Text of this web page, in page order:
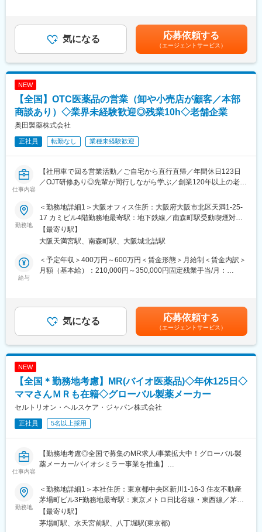
0.5～1.5年程度大学HP以外の基幹病院を担当した後、大学HPを担
当していただくことを目指します。
■同社について
同社は、エーザイグループが60年以上に亘り取り組んでいる消化
器事業が統合し、2016年4月に設立された消化器のスペシャリテ
ィ・ファーマです。
変更の範囲：会社の定める業務
・医療施設への直接営業及び特約店との連携（拡販策の立案と実
行、引き合い管理）による販売促進活動
・実機によるデモンストレーション、学会展示等による受注拡大
活動
・顧客等からの製品等情報収集や顧客への製品等情報伝達
＜担当顧客＞
大規模病院、地域中核病院、クリニック など
主なカウンターパート：医師、臨床検査技師、看護師
※病院内の検査室・検査センターが中心となります。
※1人あたり50～100施設程度を担当する想定です。
中部エリアメイン
※近県にも出張の可能性があります
◎アレルギー検査機器・試薬「ドロップスクリーン」
これまで検査センターに外注していたアレルギー検査を、病院内
で簡便に実施できる自社製品です。患者様への負担も軽く、外注
検査から院内検査へのシフトチェンジできる、非常に提案価値の
◎糖尿病領域の血液検査機器・試薬（HPLC）
す。
■やりがい：
・当社が開発した検査機器の活用による医療および患者さんの
・事業部制の中で開発から販売まで一気通貫で行っている為、お
客様の声を直接伝えることができます。
■組織構成：
31名
■本採用について：
登用されております。正社員登用率は100％です。
・正社員登用試験などはありません。
変更の範囲：会社の定める業務
る可能性があります。月給(月額)は固定手当を含めた表記です。
気になる 応募依頼する
（エージェントサービス）
NEW
【全国】OTC医薬品の営業（卸や小売店が顧客／本部
商談あり）◇業界未経験歓迎◎残業10h◇老舗企業
奥田製薬株式会社
正社員 転勤なし 業種未経験歓迎
仕事内容
【社用車で回る営業活動／ご自宅から直行直帰／年間休日123日
／OJT研修あり◎先輩が同行しながら学ぶ／創業120年以上の老舗
■業務内容：
医薬品卸やドラッグストア本部に対し、OTC医薬品の新商品提案
や販売促進施策の企画・提案営業をお任せします。
営業先は既存取引先が主となりますが、新規先開拓も積極的に行
います。
・販売促進施策の企画・提案
・本部バイヤーとの商談・関係構築
現在はOTC医薬品が中心で、内服固形剤（鎮痛薬など）、外用剤
（点鼻薬、虫刺され薬など）のNB品・PB品を取り扱っていま
す。
可能性もあります。
社用車を利用して営業活動を行います。
担当エリアや担当社数、出張頻度はご経験やスキルに応じて決定
新規開拓営業をお任せします。
■入社後の流れ：
配属部署にてOJTを開始し、先輩社員との商談同行や引継ぎを通
勤務地
＜勤務地詳細1＞大阪オフィス住所：大阪府大阪市北区天満1-25-
17 カミビル4階勤務地最寄駅：地下鉄線／南森町駅受動喫煙対
策：敷地内全面禁煙＜勤務地詳細2＞全国住所：自宅から直行直帰
です 受動喫煙対策：屋内全面禁煙変更の範囲：無
【最寄り駅】
大阪天満宮駅、南森町駅、大阪城北詰駅
給与
＜予定年収＞400万円～600万円＜賃金形態＞月給制＜賃金内訳＞
月額（基本給）：210,000円～350,000円固定残業手当/月：
給与詳細は、あくまでも目安の金額であり、選考を通じて上下す
る可能性があります。■昇給：年1回（0.50％～1.00％）■賞与：
年2回（計3ヵ月分以上）賃金はあくまでも目安の金額であり、選
考を通じて上下する可能性があります。月給(月額)は固定手当を含
めた表記です。
気になる 応募依頼する
（エージェントサービス）
NEW
【全国＊勤務地考慮】MR(バイオ医薬品)◇年休125日◇
ママさんＭＲも在籍◇グローバル製薬メーカー
セルトリオン・ヘルスケア・ジャパン株式会社
正社員 5名以上採用
仕事内容
【勤務地考慮◎全国で募集のMR求人/事業拡大中！グローバル製
薬メーカー/バイオシミラー事業を推進】
バイオ医薬品を開発・製造する総合ヘルスケアグループの日本法
人である当社にて、MRを募集いたします。
■業務内容：
・MR職務の担当エリアにおいて当社製品の新規口座開設ならびに
勤務地
＜勤務地詳細1＞本社住所：東京都中央区新川1-16-3 住友不動産
茅場町ビル3F勤務地最寄駅：東京メトロ日比谷線・東西線／茅場
町駅受動喫煙対策：敷地内喫煙可能場所あり＜勤務地詳細2＞全国
住所：全国 受動喫煙対策：敷地内全面禁煙変更の範囲：会社の定
【最寄り駅】
茅場町駅、水天宮前駅、八丁堀駅(東京都)